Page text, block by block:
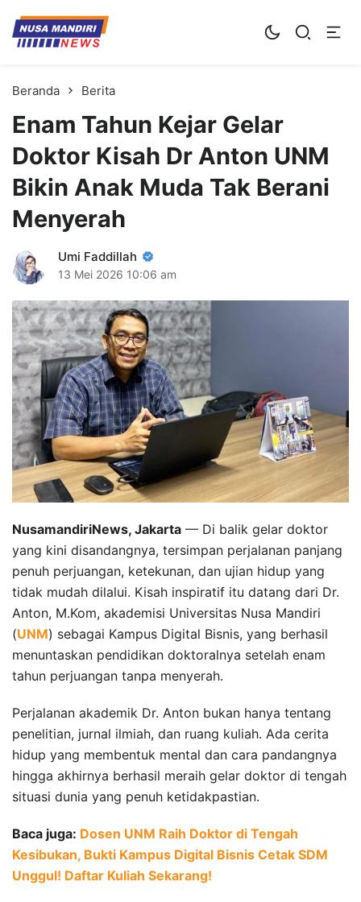
Kampus Digital Bisnis
Universitas Nusa Mandiri
Beranda Berita
Enam Tahun Kejar Gelar
Doktor Kisah Dr Anton UNM
Bikin Anak Muda Tak Berani
Menyerah
Umi Faddillah
13 Mei 2026 10:06 am
NusamandiriNews, Jakarta — Di balik gelar doktor
yang kini disandangnya, tersimpan perjalanan panjang
penuh perjuangan, ketekunan, dan ujian hidup yang
tidak mudah dilalui. Kisah inspiratif itu datang dari Dr.
Anton, M.Kom, akademisi Universitas Nusa Mandiri
(UNM) sebagai Kampus Digital Bisnis, yang berhasil
menuntaskan pendidikan doktoralnya setelah enam
tahun perjuangan tanpa menyerah.
Perjalanan akademik Dr. Anton bukan hanya tentang
penelitian, jurnal ilmiah, dan ruang kuliah. Ada cerita
hidup yang membentuk mental dan cara pandangnya
hingga akhirnya berhasil meraih gelar doktor di tengah
situasi dunia yang penuh ketidakpastian.
Baca juga: Dosen UNM Raih Doktor di Tengah
Kesibukan, Bukti Kampus Digital Bisnis Cetak SDM
Unggul! Daftar Kuliah Sekarang!